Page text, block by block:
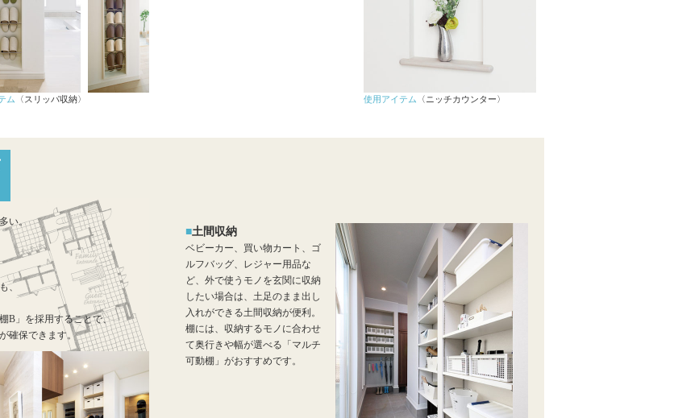
HOME の BEST PLAN
エリア限定商品
ム 〈スリッパ収納〉 使用アイテム 〈ニッチカウンター〉
い。
、
B」を採用することで、
確保できます。
土間収納
ベビーカー、買い物カート、ゴ
ルフバッグ、レジャー用品な
ど、外で使うモノを玄関に収納
したい場合は、土足のまま出し
入れができる土間収納が便利。
棚には、収納するモノに合わせ
て奥行きや幅が選べる「マルチ
可動棚」がおすすめです。